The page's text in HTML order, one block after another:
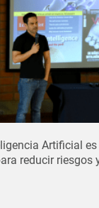
Artificial
reducir riesgos